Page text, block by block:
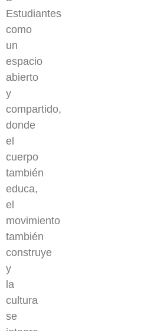
Estudiantes
como
un
espacio
abierto
y
compartido,
donde
el
cuerpo
también
educa,
el
movimiento
también
construye
y
la
cultura
se